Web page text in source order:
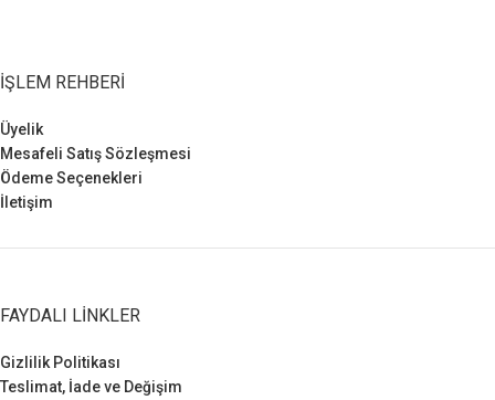
İŞLEM REHBERI
Üyelik
Mesafeli Satış Sözleşmesi
Ödeme Seçenekleri
İletişim
FAYDALI LINKLER
Gizlilik Politikası
Teslimat, İade ve Değişim